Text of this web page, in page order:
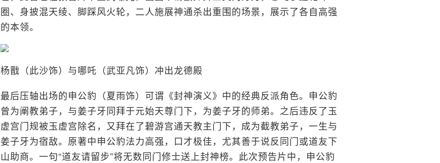
圈、身披混天绫、脚踩风火轮，二人施展神通杀出重围的场景，展示了各自高强
的本领。
杨戬（此沙饰）与哪吒（武亚凡饰）冲出龙德殿
最后压轴出场的申公豹（夏雨饰）可谓《封神演义》中的经典反派角色。申公豹
曾为阐教弟子，与姜子牙同拜于元始天尊门下，为姜子牙的师弟。之后违反了玉
虚宫门规被玉虚宫除名，又拜在了碧游宫通天教主门下，成为截教弟子，一生与
姜子牙为宿敌。原著中申公豹法力高强，口才极佳，尤其善于说反同门或道友下
山助商。一句“道友请留步”将无数同门修士送上封神榜。此次预告片中，申公豹